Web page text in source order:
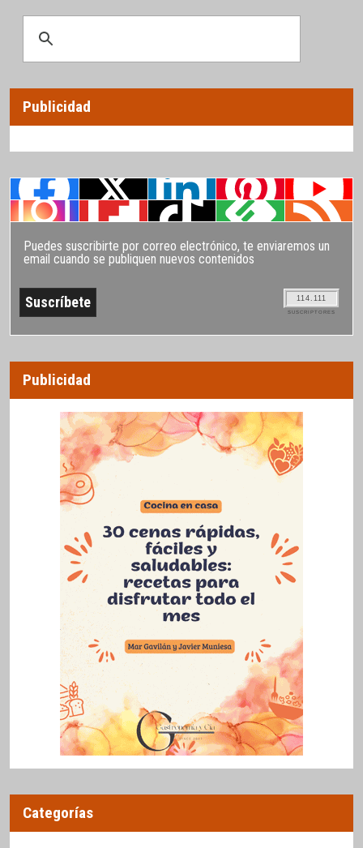
Publicidad
Puedes suscribirte por correo electrónico, te enviaremos un
email cuando se publiquen nuevos contenidos
114.111
SUSCRIPTORES
Publicidad
Categorías